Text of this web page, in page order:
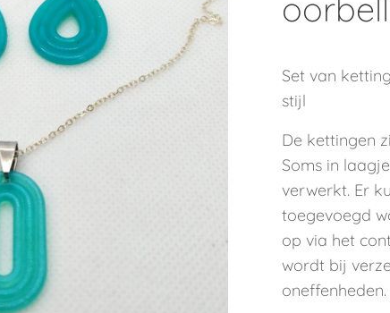
Set van
stijl
De kettingen
Soms in
verwerkt. Er
toegevoegd
op via het
wordt bij